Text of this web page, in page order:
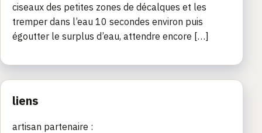
ciseaux des petites zones de décalques et les
tremper dans l’eau 10 secondes environ puis
égoutter le surplus d’eau, attendre encore […]
liens
artisan partenaire :